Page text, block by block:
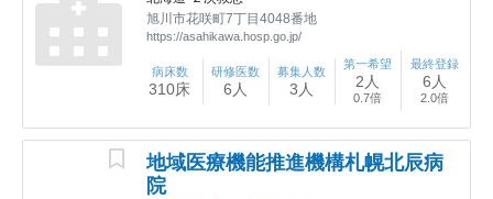
旭川市花咲町7丁目4048番地
https://asahikawa.hosp.go.jp/
病床数
310床
研修医数
6人
募集人数
3人
第一希望
2人
0.7倍
最終登録
6人
2.0倍
地域医療機能推進機構札幌北辰病
院